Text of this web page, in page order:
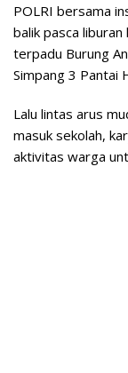
POLRI bersama
balik pasca
terpadu Burung
Simpang 3 Pantai
Lalu lintas arus
masuk sekolah,
aktivitas warga